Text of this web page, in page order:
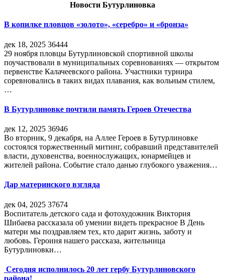
Новости Бутурлиновка
В копилке пловцов «золото», «серебро» и «бронза»
дек 18, 2025 36444
29 ноября пловцы Бутурлиновской спортивной школы
поучаствовали в муниципальных соревнованиях — открытом
первенстве Калачеевского района. Участники турнира
соревновались в таких видах плавания, как вольным стилем,
…
В Бутурлиновке почтили память Героев Отечества
дек 12, 2025 36946
Во вторник, 9 декабря, на Аллее Героев в Бутурлиновке
состоялся торжественный митинг, собравший представителей
власти, духовенства, военнослужащих, юнармейцев и
жителей района. Событие стало данью глубокого уважения…
Дар материнского взгляда
дек 04, 2025 37674
Воспитатель детского сада и фотохудожник Виктория
Шибаева рассказала об умении видеть прекрасное В День
матери мы поздравляем тех, кто дарит жизнь, заботу и
любовь. Героиня нашего рассказа, жительница
Бутурлиновки…
Сегодня исполнилось 20 лет гербу Бутурлиновского
района!